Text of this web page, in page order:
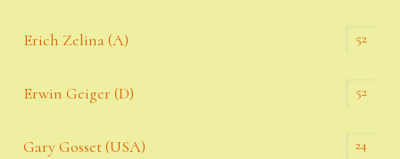
Erich Zelina (A) 52
Erwin Geiger (D) 52
Gary Gosset (USA) 24